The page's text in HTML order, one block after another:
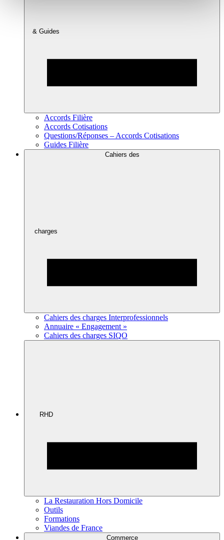
& Guides
Accords Filière
Accords Cotisations
Questions/Réponses – Accords Cotisations
Guides Filière
Cahiers des
charges
Cahiers des charges Interprofessionnels
Annuaire « Engagement »
Cahiers des charges SIQO
RHD
La Restauration Hors Domicile
Outils
Formations
Viandes de France
Commerce